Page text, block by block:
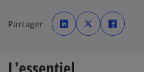
Partager ’
o
u
’
o
u
’
o